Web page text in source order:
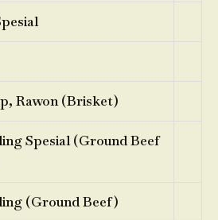
Rawon (Brisket)
Spesial (Ground Beef
(Ground Beef)